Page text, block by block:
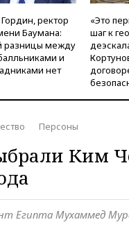
ректор
Баумана:
разницы между
и
нет
«Это
шаг к
Персоны
Ким
Египта Мухаммед